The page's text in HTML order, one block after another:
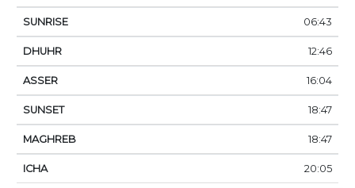
06:43
12:46
16:04
18:47
18:47
20:05